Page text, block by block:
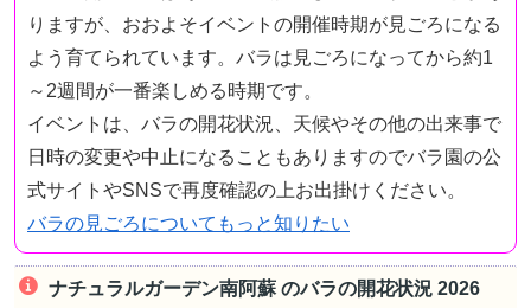
りますが、おおよそイベントの開催時期が見ごろになる
よう育てられています。バラは見ごろになってから約1
～2週間が一番楽しめる時期です。
イベントは、バラの開花状況、天候やその他の出来事で
日時の変更や中止になることもありますのでバラ園の公
式サイトやSNSで再度確認の上お出掛けください。
バラの見ごろについてもっと知りたい
ナチュラルガーデン南阿蘇 のバラの開花状況 2026